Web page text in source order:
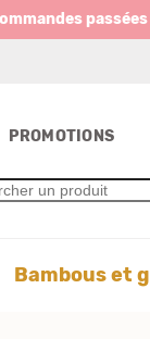
PROMOTIONS
Bambous et